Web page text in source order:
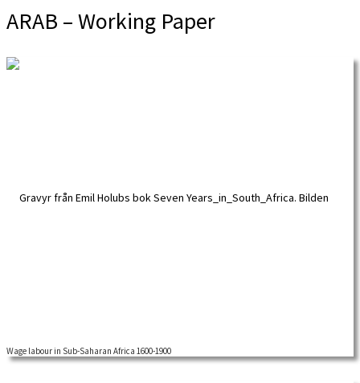
ARAB – Working Paper
Wage labour in Sub-Saharan Africa 1600-1900